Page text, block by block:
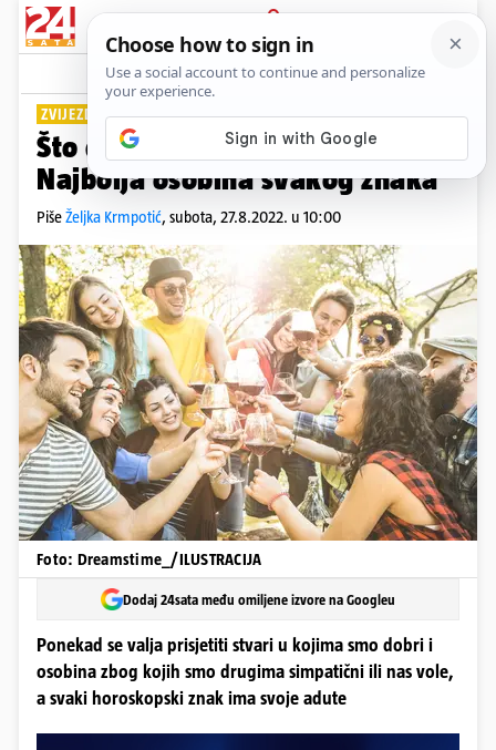
PRIJAVA
Lifestyle Komentari
ZVIJEZDE OTKRIVAJU
Što drugi najviše vole kod vas?
Najbolja osobina svakog znaka
PišeŽeljka Krmpotić, subota, 27.8.2022. u 10:00
Foto: Dreamstime_/ILUSTRACIJA
Dodaj 24sata među omiljene izvore na Googleu
Ponekad se valja prisjetiti stvari u kojima smo dobri i
osobina zbog kojih smo drugima simpatični ili nas vole,
a svaki horoskopski znak ima svoje adute